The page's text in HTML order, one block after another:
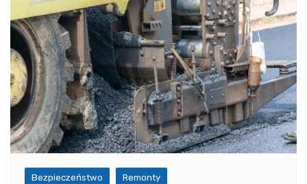
Bezpieczeństwo Remonty